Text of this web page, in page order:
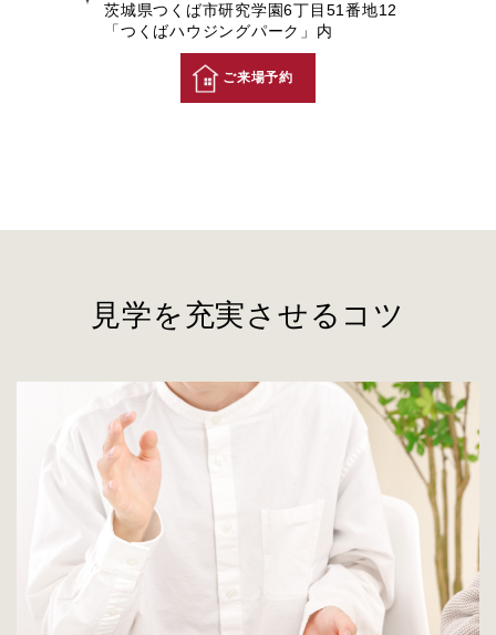
茨城県つくば市研究学園6丁目51番地12
「つくばハウジングパーク」内
ご来場予約
見学を充実させるコツ